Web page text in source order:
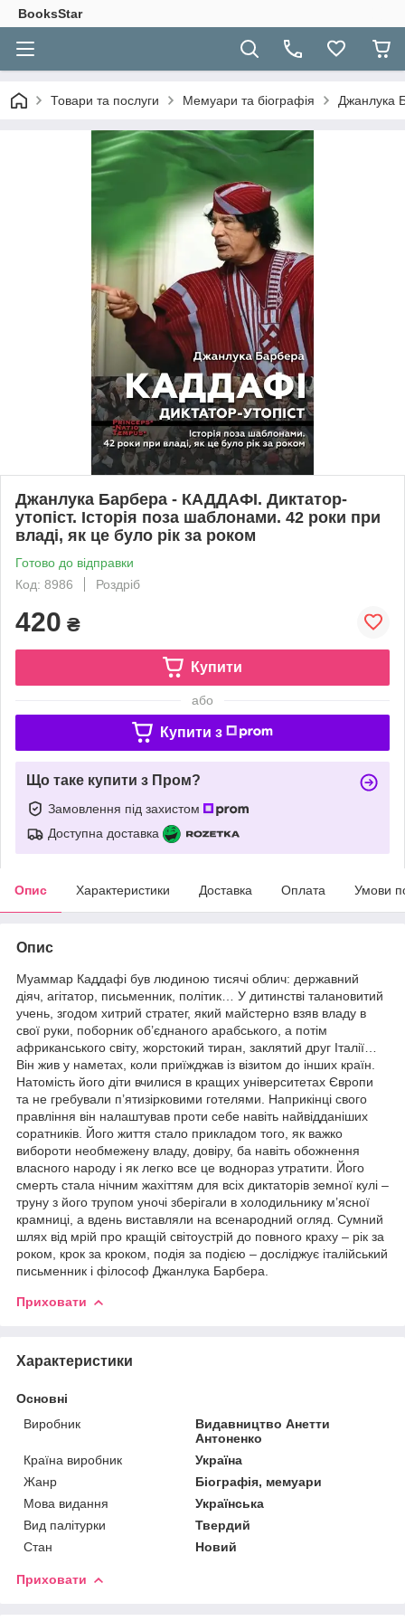
BooksStar
Товари та послуги Мемуари та біографія Джанлука
Джанлука Барбера - КАДДАФІ. Диктатор-
утопіст. Історія поза шаблонами. 42 роки при
владі, як це було рік за роком
Готово до відправки
Код: 8986
Роздріб
420 ₴
Купити
або
Купити з
Що таке купити з Пром?
Замовлення під захистом
Доступна доставка
Опис Характеристики Доставка Оплата Умови
Опис
Муаммар Каддафі був людиною тисячі облич: державний
діяч, агітатор, письменник, політик… У дитинстві талановитий
учень, згодом хитрий стратег, який майстерно взяв владу в
свої руки, поборник об’єднаного арабського, а потім
африканського світу, жорстокий тиран, заклятий друг Італії…
Він жив у наметах, коли приїжджав із візитом до інших країн.
Натомість його діти вчилися в кращих університетах Європи
та не гребували п’ятизірковими готелями. Наприкінці свого
правління він налаштував проти себе навіть найвідданіших
соратників. Його життя стало прикладом того, як важко
вибороти необмежену владу, довіру, ба навіть обожнення
власного народу і як легко все це воднораз утратити. Його
смерть стала нічним жахіттям для всіх диктаторів земної кулі –
труну з його трупом уночі зберігали в холодильнику м’ясної
крамниці, а вдень виставляли на всенародний огляд. Сумний
шлях від мрій про кращій світоустрій до повного краху – рік за
роком, крок за кроком, подія за подією – досліджує італійський
письменник і філософ Джанлука Барбера.
Приховати
Характеристики
Основні
Виробник
Видавництво Анетти
Антоненко
Країна виробник
Україна
Жанр
Біографія, мемуари
Мова видання
Українська
Вид палітурки
Твердий
Стан
Новий
Приховати